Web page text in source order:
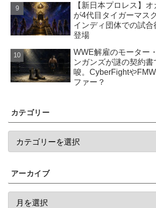
【新日本プロレス】
が4代目タイガーマス
インディ団体での試
登場
WWE解雇のモーター
ンガンズが謎の契約
唆。CyberFightや
ファー？
カテゴリー
アーカイブ